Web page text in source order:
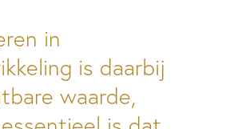
in
is daarbij
waarde,